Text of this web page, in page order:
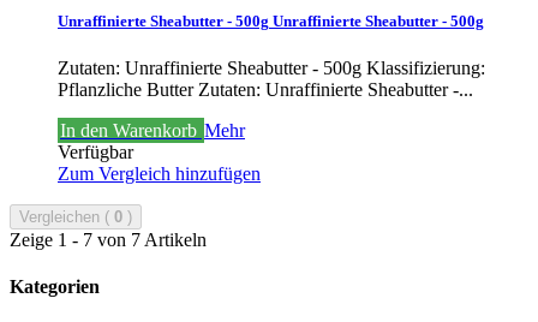
Unraffinierte Sheabutter - 500g Unraffinierte Sheabutter - 500g
Zutaten: Unraffinierte Sheabutter - 500g Klassifizierung:
Pflanzliche Butter Zutaten: Unraffinierte Sheabutter -...
In den Warenkorb Mehr
Verfügbar
Zum Vergleich hinzufügen
Vergleichen ( 0 )
Zeige 1 - 7 von 7 Artikeln
Kategorien